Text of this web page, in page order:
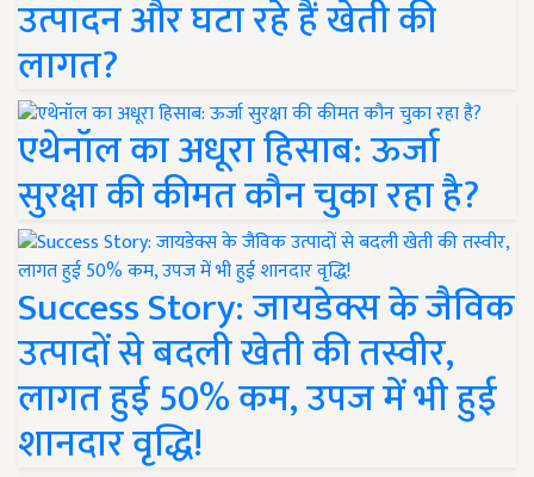
उत्पादन और घटा रहे हैं खेती की
लागत?
एथेनॉल का अधूरा हिसाब: ऊर्जा
सुरक्षा की कीमत कौन चुका रहा है?
Success Story: जायडेक्स के जैविक
उत्पादों से बदली खेती की तस्वीर,
लागत हुई 50% कम, उपज में भी हुई
शानदार वृद्धि!